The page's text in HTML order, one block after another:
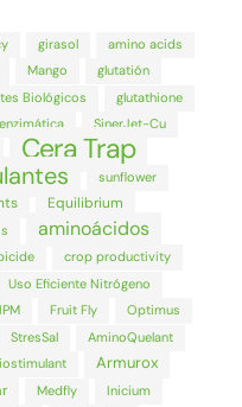
girasol amino acids
Mango
glutatión
Biológicos
glutathione
SinerJet-Cu
Cera Trap
sunflower
Equilibrium
aminoácidos
crop productivity
Uso Eficiente Nitrógeno
IPM Fruit Fly
Optimus
StresSal
AminoQuelant
Armurox
Medfly
Inicium